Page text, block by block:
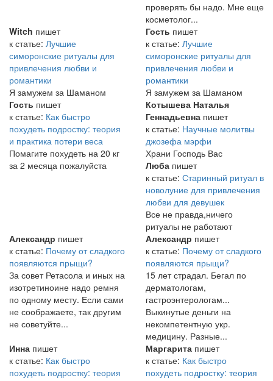
проверять бы надо. Мне еще
косметолог...
Witch пишет
к статье: Лучшие
симоронские ритуалы для
привлечения любви и
романтики
Я замужем за Шаманом
Гость пишет
к статье: Лучшие
симоронские ритуалы для
привлечения любви и
романтики
Я замужем за Шаманом
Гость пишет
к статье: Как быстро
похудеть подростку: теория
и практика потери веса
Помагите похудеть на 20 кг
за 2 месяца пожалуйста
Котышева Наталья
Геннадьевна пишет
к статье: Научные молитвы
джозефа мэрфи
Храни Господь Вас
Люба пишет
к статье: Старинный ритуал в
новолуние для привлечения
любви для девушек
Все не правда,ничего
ритуалы не работают
Александр пишет
к статье: Почему от сладкого
появляются прыщи?
За совет Ретасола и иных на
изотретиноине надо ремня
по одному месту. Если сами
не соображаете, так другим
не советуйте...
Александр пишет
к статье: Почему от сладкого
появляются прыщи?
15 лет страдал. Бегал по
дерматологам,
гастроэнтерологам...
Выкинутые деньги на
некомпетентную укр.
медицину. Разные...
Инна пишет
к статье: Как быстро
похудеть подростку: теория
Маргарита пишет
к статье: Как быстро
похудеть подростку: теория